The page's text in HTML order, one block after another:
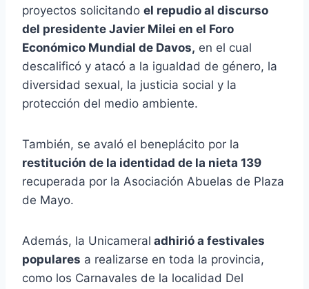
proyectos solicitando el repudio al discurso
del presidente Javier Milei en el Foro
Económico Mundial de Davos, en el cual
descalificó y atacó a la igualdad de género, la
diversidad sexual, la justicia social y la
protección del medio ambiente.
También, se avaló el beneplácito por la
restitución de la identidad de la nieta 139
recuperada por la Asociación Abuelas de Plaza
de Mayo.
Además, la Unicameral adhirió a festivales
populares a realizarse en toda la provincia,
como los Carnavales de la localidad Del